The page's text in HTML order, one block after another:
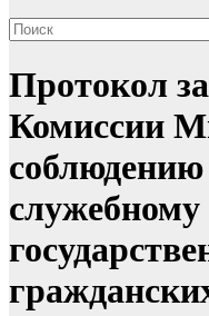
Протокол
Комиссии